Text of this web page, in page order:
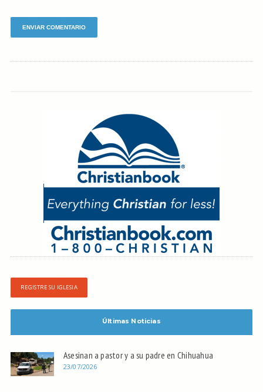
REGISTRE SU IGLESIA
Últimas Noticias
Asesinan a pastor y a su padre en Chihuahua
23/07/2026